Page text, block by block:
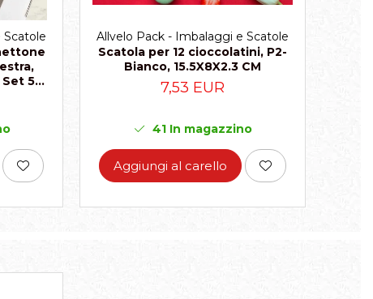
Scatole
Set 5
Allvelo Pack - Imbalaggi e Scatole
Scatola per 12 cioccolatini, P2-
Bianco, 15.5X8X2.3 CM
7,53 EUR
41In magazzino
Aggiungi al carello